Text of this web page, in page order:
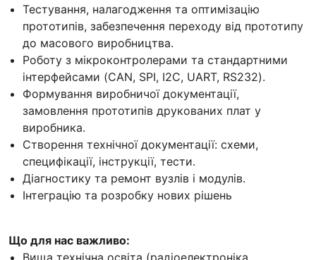
Тестування, налагодження та оптимізацію
прототипів, забезпечення переходу від прототипу
до масового виробництва.
Роботу з мікроконтролерами та стандартними
інтерфейсами (CAN, SPI, I2C, UART, RS232).
Формування виробничої документації,
замовлення прототипів друкованих плат у
виробника.
Створення технічної документації: схеми,
специфікації, інструкції, тести.
Діагностику та ремонт вузлів і модулів.
Інтеграцію та розробку нових рішень
Що для нас важливо:
Вища технічна освіта (радіоелектроніка,